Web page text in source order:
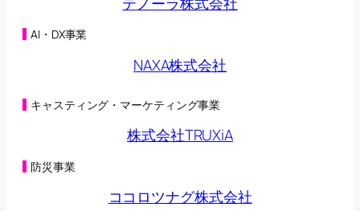
「CHARGESPOT」による相互送客キャンペーン実施に
2026年04月24日
(98KB)
子会社の異動を伴う株式の取得に関する株式譲渡契約
締結のお知らせ
(230KB)
2026年04月22日
合弁会社（連結子会社）設立及び子会社における新た
な事業の開始に関するお知らせ
2026年04月20日
（訂正・数値データ訂正）2026年５月期 第３四半期決
算短信〔日本基準〕（連結）の一部訂正につい
AI・DX事業
NAXA株式会社
キャスティング・マーケティング事業
株式会社TRUXiA
防災事業
ココロツナグ株式会社